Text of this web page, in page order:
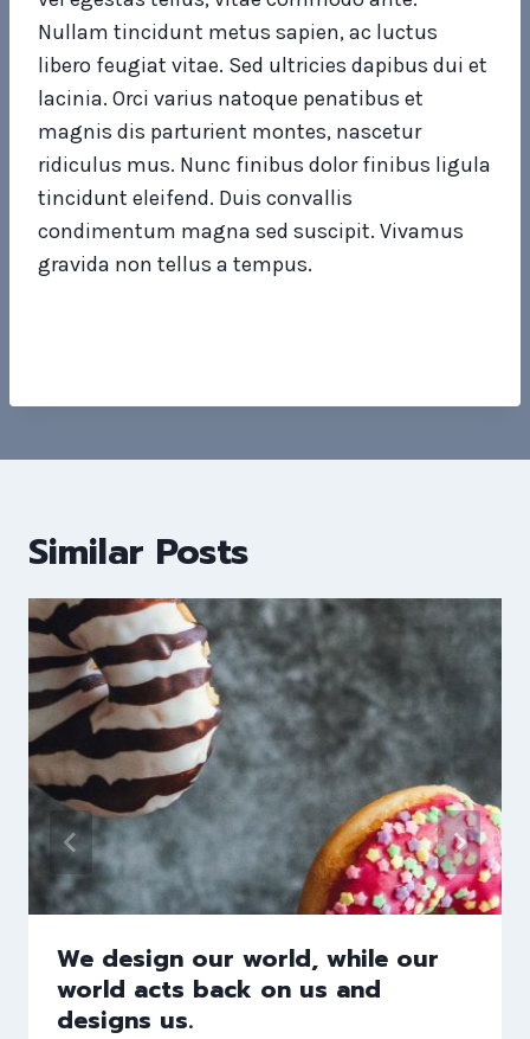
Nullam tincidunt metus sapien, ac luctus
libero feugiat vitae. Sed ultricies dapibus dui et
lacinia. Orci varius natoque penatibus et
magnis dis parturient montes, nascetur
ridiculus mus. Nunc finibus dolor finibus ligula
tincidunt eleifend. Duis convallis
condimentum magna sed suscipit. Vivamus
gravida non tellus a tempus.
Similar Posts
We design our world, while our
world acts back on us and
designs us.